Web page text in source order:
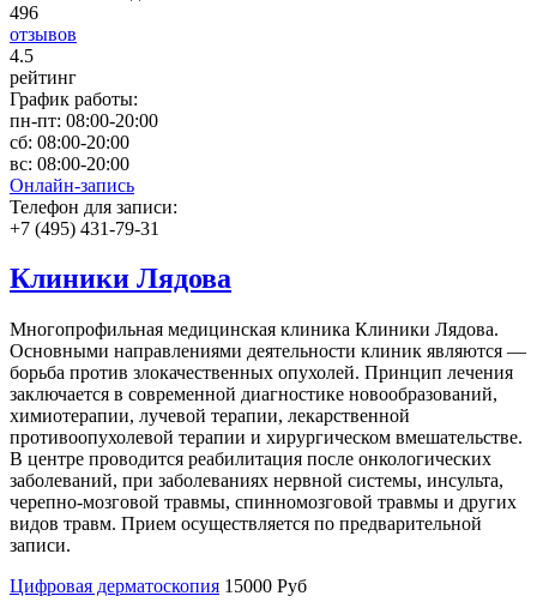
496
отзывов
4.5
рейтинг
График работы:
пн-пт: 08:00-20:00
сб: 08:00-20:00
вс: 08:00-20:00
Онлайн-запись
Телефон для записи:
+7 (495) 431-79-31
Клиники Лядова
Многопрофильная медицинская клиника Клиники Лядова.
Основными направлениями деятельности клиник являются —
борьба против злокачественных опухолей. Принцип лечения
заключается в современной диагностике новообразований,
химиотерапии, лучевой терапии, лекарственной
противоопухолевой терапии и хирургическом вмешательстве.
В центре проводится реабилитация после онкологических
заболеваний, при заболеваниях нервной системы, инсульта,
черепно-мозговой травмы, спинномозговой травмы и других
видов травм. Прием осуществляется по предварительной
записи.
Цифровая дерматоскопия 15000 Руб